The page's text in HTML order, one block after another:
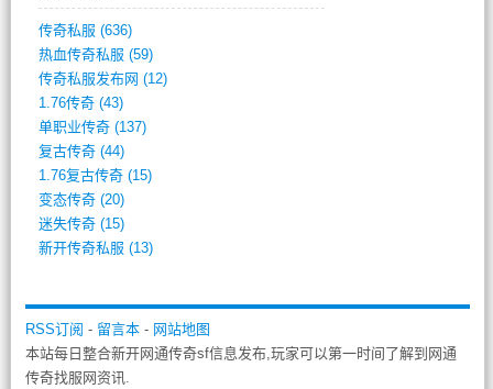
传奇私服 (636)
热血传奇私服 (59)
传奇私服发布网 (12)
1.76传奇(43)
单职业传奇(137)
复古传奇(44)
1.76复古传奇(15)
变态传奇(20)
迷失传奇(15)
新开传奇私服 (13)
RSS订阅 - 留言本- 网站地图
本站每日整合新开网通传奇sf信息发布,玩家可以第一时间了解到网通
传奇找服网资讯.